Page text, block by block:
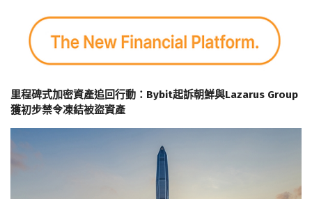
里程碑式加密資產追回行動：Bybit起訴朝鮮與Lazarus Group
獲初步禁令凍結被盜資產